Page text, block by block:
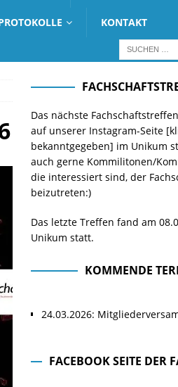
KONTAKT
Das nächste
auf unserer Instagram-Seite
bekanntgegeben] im Unikum
auch gerne Kommilitonen/
die interessiert sind, der
beizutreten:)
Das letzte Treffen fand am
Unikum statt.
KOMMENDE
24.03.2026:
FACEBOOK SEITE DER